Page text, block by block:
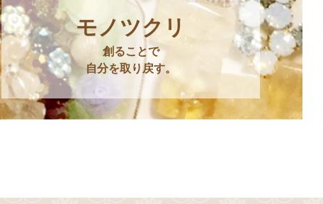
モノツクリ
創ることで
自分を取り戻す。